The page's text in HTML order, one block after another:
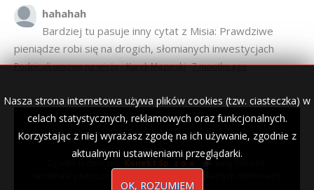
hahahah
Bardziej tu pasuje inny cytat z Misia: Prawdziwe
pieniądze robi się na drogich, słomianych inwestycjach
Podpisali umowę na wieżę - Kurek Mazurski·7 months ago
Nasza strona internetowa używa plików cookies (tzw. ciasteczka) w
celach statystycznych, reklamowych oraz funkcjonalnych.
Korzystając z niej wyrażasz zgodę na ich używanie, zgodnie z
aktualnymi ustawieniami przeglądarki.
OK, ROZUMIEM
© 2007–2018 Kurek Mazurski — archiwalne wydania lokalnej
gazety.
Opieka techniczna: Konekt Sp. z o.o.
- kasy fiskalne,